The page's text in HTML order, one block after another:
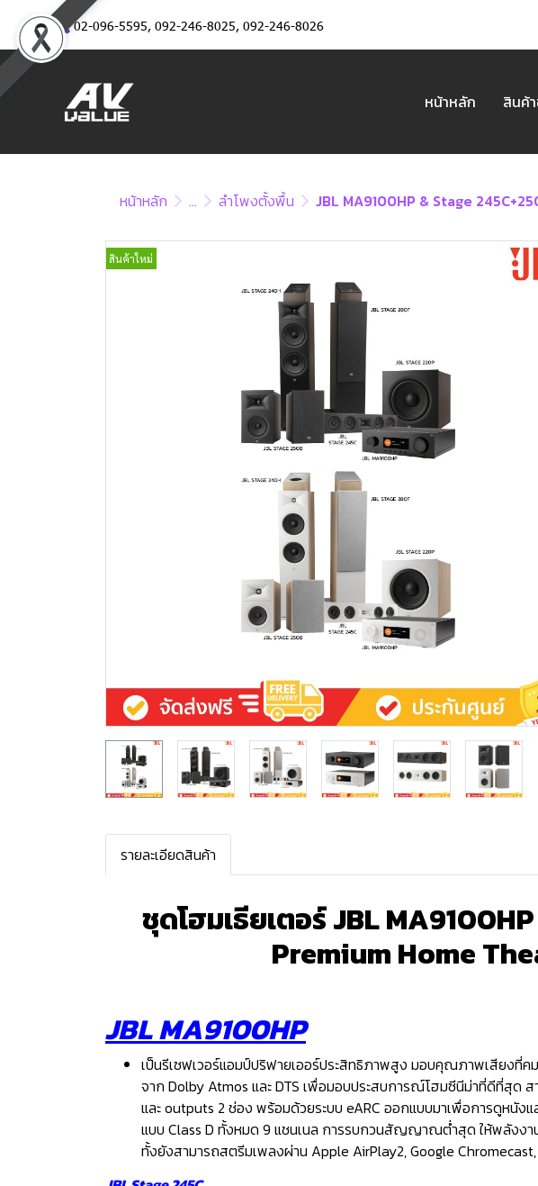
02-096-5595, 092-246-8025, 092-246-8026
หน้าหลัก สินค้า
หน้าหลัก ... ลำโพงตั้งพื้น JBL MA9100HP & Stage
สินค้าใหม่
รายละเอียดสินค้า
ชุดโฮมเธียเตอร์ JBL
Premium Home
JBL MA9100HP
เป็นรีเซฟเวอร์แอมป์ปริฟายเออร์ประสิทธิภาพสูง มอบคุณภาพเสียงที่
จาก Dolby Atmos และ DTS เพื่อมอบประสบการณ์โฮมซีนีม่าที่ดีที่สุด
และ outputs 2 ช่อง พร้อมด้วยระบบ eARC ออกแบบมาเพื่อการดูห
แบบ Class D ทั้งหมด 9 แชนเนล การรบกวนสัญญาณต่ำสุด ให้พลังงา
ทั้งยังสามารถสตรีมเพลงผ่าน Apple AirPlay2, Google